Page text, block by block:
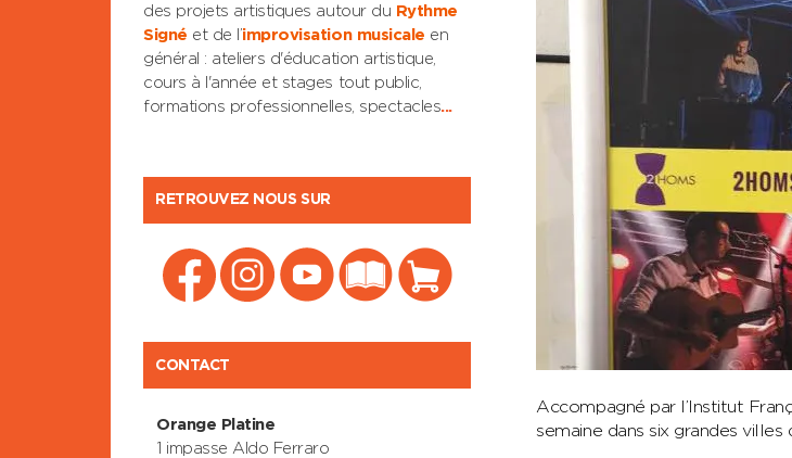
Accompagné par l’Institut
semaine dans six grandes villes
des projets artistiques autour du Rythme
Signé et de l’improvisation musicale en
général : ateliers d'éducation artistique,
cours à l'année et stages tout public,
formations professionnelles, spectacles...
RETROUVEZ NOUS SUR
CONTACT
Orange Platine
1 impasse Aldo Ferraro